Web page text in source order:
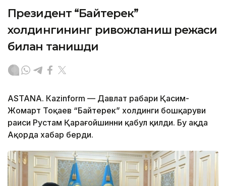
Президент “Байтерек”
холдингининг ривожланиш режаси
билан танишди
ASTANА. Каzinform — Давлат раҳбари Қасим-
Жомарт Тоқаев “Байтерек” холдинги бошқаруви
раиси Рустам Қарағойшинни қабул қилди. Бу ҳақда
Ақорда хабар берди.